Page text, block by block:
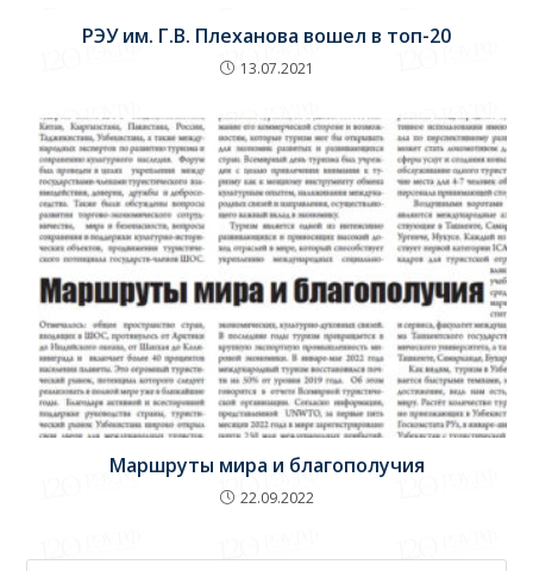
РЭУ им. Г.В. Плеханова вошел в топ-20
13.07.2021
Маршруты мира и благополучия
22.09.2022